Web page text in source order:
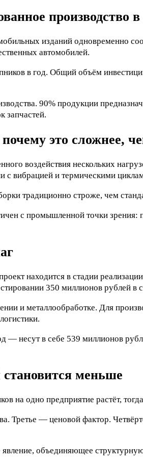
производство в
изданий одновременно
автомобилей.
в год. Общий объём
90% продукции
это сложнее,
воздействия нескольких
с вибрацией и термическими
традиционно строже, чем
с промышленной точки зрения:
находится в стадии
350 миллионов рублей
и металлообработке. Для
несут в себе 539 миллионов
становится меньше
на одно предприятие растёт,
Третье — ценовой фактор.
объединяющее